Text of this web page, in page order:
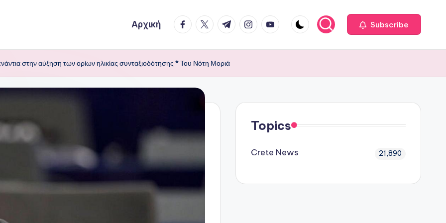
Αρχική facebook.com
twitter.com
t.me instagram.com
youtube.com Subscribe
στην αύξηση των ορίων ηλικίας συνταξιοδότησης * Του Νότη Μοριά
Topics
Crete News 21,890